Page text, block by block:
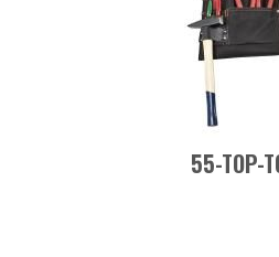
55-TOP-